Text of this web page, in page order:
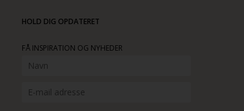
HOLD DIG OPDATERET
FÅ INSPIRATION OG NYHEDER